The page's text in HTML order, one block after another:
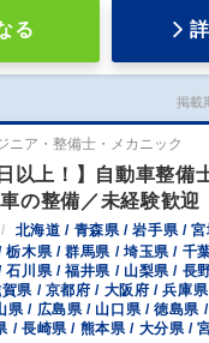
る
掲載
ニア・整備士・メカニック
以上！】自動車整備
の整備／未経験歓迎
北海道 / 青森県 / 岩手県 /
木県 / 群馬県 / 埼玉県 / 千
石川県 / 福井県 / 山梨県 / 長
県 / 京都府 / 大阪府 / 兵庫
県 / 広島県 / 山口県 / 徳島県
/ 長崎県 / 熊本県 / 大分県 /